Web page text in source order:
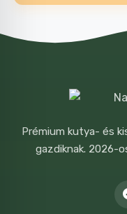
Prémium kutya- és
gazdiknak. 2026-